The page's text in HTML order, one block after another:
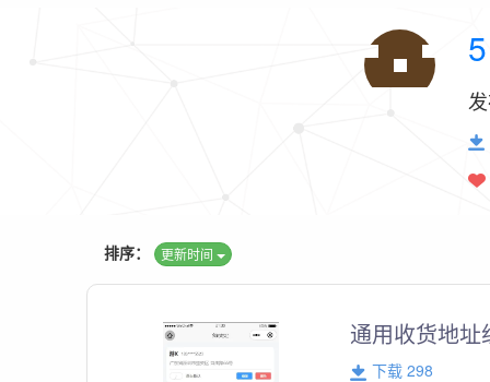
排序： 更新时间
通用收货地
下载 298